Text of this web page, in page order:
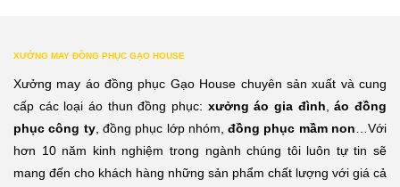
XƯỞNG MAY ĐỒNG PHỤC GẠO HOUSE
Xưởng may áo đồng phục Gạo House chuyên sản xuất và cung
cấp các loại áo thun đồng phục: xưởng áo gia đình ,áo đồng
phục công ty, đồng phục lớp nhóm,đồng phục mầm non …Với
hơn 10 năm kinh nghiệm trong ngành chúng tôi luôn tự tin sẽ
mang đến cho khách hàng những sản phẩm chất lượng với giá cả